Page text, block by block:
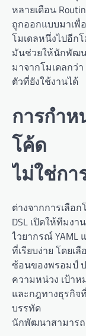
หลายเดือน
ถูกออกแบบมาเพื่
โมเดลหนึ่งไปอีก
มันช่วยให้นักพัฒน
มาจากโมเดลกว่า
ตัวที่ยังใช้งานได้
การกำ
โค้ด
ไม่ใช่กา
ต่างจากการเลือ
DSL เปิดให้ทีมง
ไวยากรณ์ YAML
ที่เรียบง่าย โดยเ
ซ้อนของพรอมป์
ความหน่วง เป้า
และกฎทางธุรกิจ
บรรทัด
นักพัฒนาสามาร